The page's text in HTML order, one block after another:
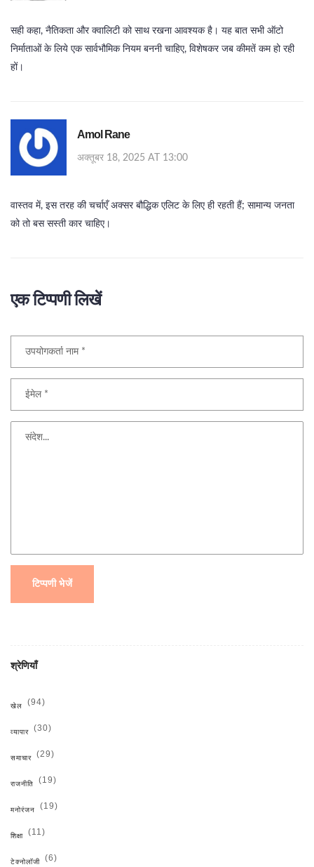
सही कहा, नैतिकता और क्वालिटी को साथ रखना आवश्यक है। यह बात सभी ऑटो
निर्माताओं के लिये एक सार्वभौमिक नियम बननी चाहिए, विशेषकर जब कीमतें कम हो रही
हों।
Amol Rane
अक्तूबर 18, 2025 AT 13:00
वास्तव में, इस तरह की चर्चाएँ अक्सर बौद्धिक एलिट के लिए ही रहती हैं; सामान्य जनता
को तो बस सस्ती कार चाहिए।
एक टिप्पणी लिखें
टिप्पणी भेजें
श्रेणियाँ
खेल (94)
व्यापार (30)
समाचार (29)
राजनीति (19)
मनोरंजन (19)
शिक्षा (11)
टेक्नोलॉजी (6)